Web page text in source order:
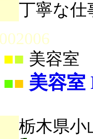
丁寧な仕
■ 美容室
■■ 美容室
栃木県小